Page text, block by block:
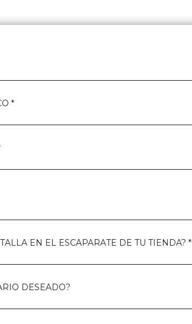
*
EN EL ESCAPARATE DE TU TIENDA? *
DESEADO?